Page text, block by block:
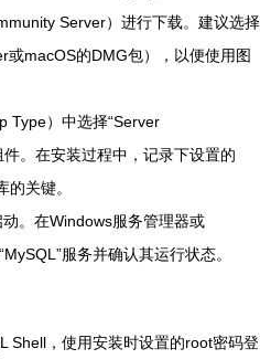
Server）进行下载。建议选择
macOS的DMG包），以便使用图
Type）中选择“Server
。在安装过程中，记录下设置的
关键。
。在Windows服务管理器或
服务并确认其运行状态。
Shell，使用安装时设置的root密码登